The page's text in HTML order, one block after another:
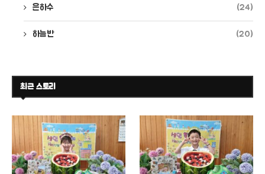
은하수 (24)
하늘반 (20)
최근 스토리